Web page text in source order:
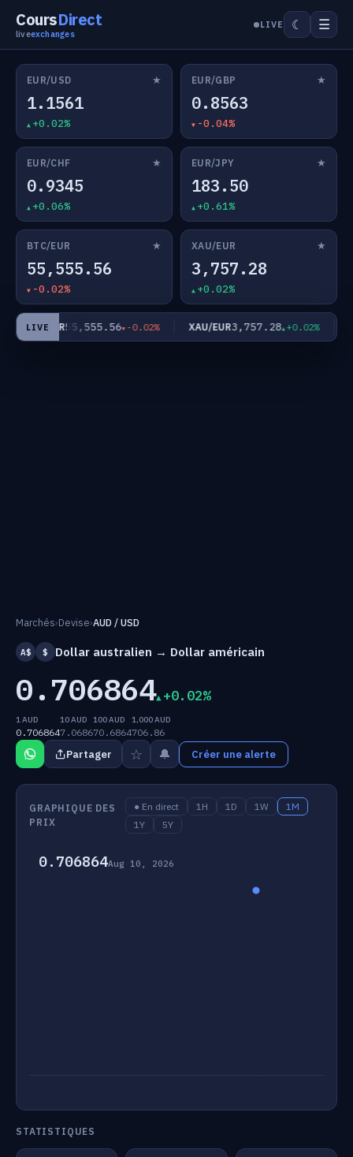
CoursDirect
liveexchanges
LIVE ☾ ☰
EUR/USD ★
1.1561
+0.02%
EUR/GBP ★
0.8563
-0.04%
EUR/CHF ★
0.9345
+0.06%
EUR/JPY ★
183.50
+0.61%
BTC/EUR ★
55,555.56
-0.02%
XAU/EUR ★
3,757.28
+0.02%
LIVE
BTC/EUR 55,555.56 -0.02% XAU/EUR3,757.28 +0.02%
Marchés›Devise›AUD / USD
A$ $ Dollar australien → Dollar américain
0.706864 +0.02%
1 AUD
0.706864
10 AUD
7.0686
100 AUD
70.6864
1,000 AUD
706.86
Partager ☆ 🔔 Créer une alerte
GRAPHIQUE DES
PRIX
● En direct 1H 1D 1W
1M
1Y
5Y
0.706864Aug 10, 2026
STATISTIQUES